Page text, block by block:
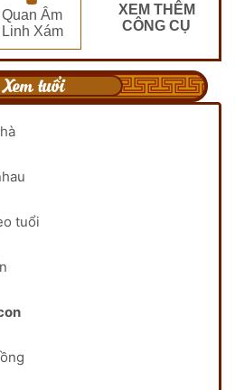
Quan Âm
Linh Xám
XEM THÊM
CÔNG CỤ
Xem tuổi
tuổi